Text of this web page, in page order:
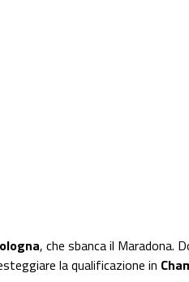
, che sbanca il Maradona.
la qualificazione in